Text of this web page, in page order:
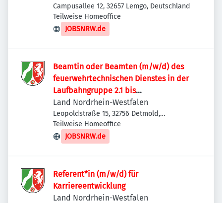
Campusallee 12, 32657 Lemgo, Deutschland
Teilweise Homeoffice
JOBSNRW.de
Beamtin oder Beamten (m/w/d) des
feuerwehrtechnischen Dienstes in der
Laufbahngruppe 2.1 bis
Besoldungsgruppe A12 LBesO
Land Nordrhein-Westfalen
Leopoldstraße 15, 32756 Detmold,
Deutschland
Teilweise Homeoffice
JOBSNRW.de
Referent*in (m/w/d) für
Karriereentwicklung
Land Nordrhein-Westfalen